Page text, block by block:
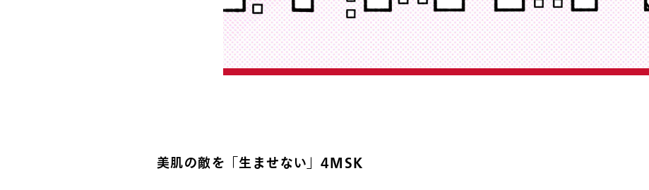
美肌の敵を「生ませない」4MSK